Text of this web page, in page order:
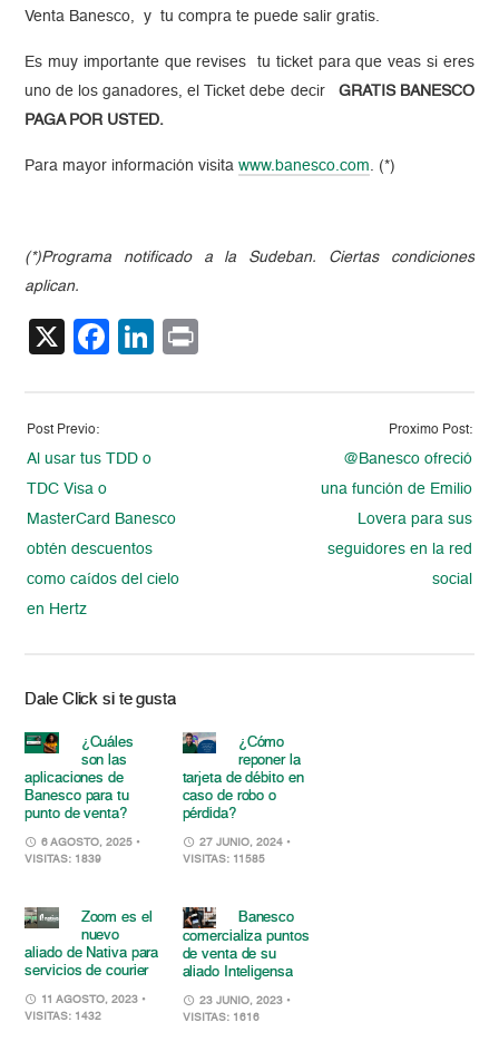
Venta Banesco, y tu compra te puede salir gratis.
Es muy importante que revises tu ticket para que veas si eres
uno de los ganadores, el Ticket debe decir GRATIS BANESCO
PAGA POR USTED.
Para mayor información visitawww.banesco.com . (*)
(*)Programa notificado a la Sudeban. Ciertas condiciones
aplican.
X Facebook
LinkedIn
Post Previo:
Al usar tus TDD o
TDC Visa o
MasterCard Banesco
obtén descuentos
como caídos del cielo
en Hertz
Proximo Post:
@Banesco ofreció
una función de Emilio
Lovera para sus
seguidores en la red
social
Dale Click si te gusta
¿Cuáles
son las
aplicaciones de
Banesco para tu
punto de venta?
6 AGOSTO, 2025 •
VISITAS: 1839
¿Cómo
reponer la
tarjeta de débito en
caso de robo o
pérdida?
27 JUNIO, 2024 •
VISITAS: 11585
Zoom es el
nuevo
aliado de Nativa para
servicios de courier
11 AGOSTO, 2023 •
VISITAS: 1432
Banesco
comercializa puntos
de venta de su
aliado Inteligensa
23 JUNIO, 2023 •
VISITAS: 1616